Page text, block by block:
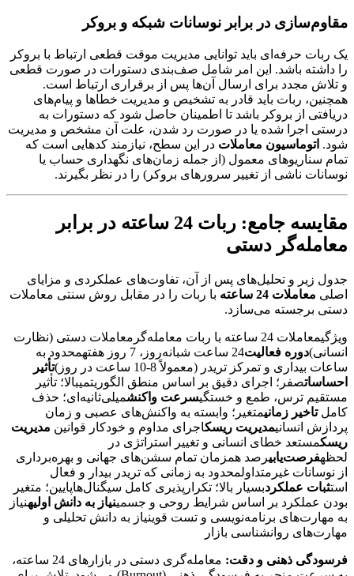
مقاوم‌سازی در برابر نوسانات شبکه و بروکر
یک ربات حرفه‌ای باید توانایی مدیریت موقت قطعی ارتباط با بروکر
را داشته باشد. این امر شامل صف‌بندی دستورات در صورت قطعی
و تلاش مجدد برای ارسال آن‌ها پس از برقراری ارتباط است.
همچنین، ربات باید قادر به تشخیص و مدیریت خطاها و پیام‌های
دریافتی از بروکر باشد تا اطمینان حاصل شود که دستورات به
درستی اجرا شده یا در صورت رد شدن، علت آن مشخص و مدیریت
شود. اتوماسیون معاملات در این سطح، نیازمند کدهایی است که
تمام سناریوهای معمول (از جمله زمان‌های نگهداری حساب یا
نوسانات ناشی از تغییر سرورهای بروکر) را در نظر بگیرند.
مقایسه جامع: ربات 24 ساعته در برابر
معامله‌گر دستی
جدول زیر و تحلیل‌های پس از آن، تفاوت‌های عملکردی و مزایای
اصلی معاملات 24 ساعته
با ربات را در مقابل روش سنتی معاملات
دستی برجسته می‌سازد.
ویژگیمعاملات 24 ساعته با ربات معامله‌گرمعاملات دستی (نظارت
انسانی)دوره فعالیت
24 ساعت شبانه‌روز، 7 روز هفتهمحدود به
ساعات بیداری و تمرکز تریدر (معمولاً 8-10 ساعت در روز)
تأثیر
احساساتصفر؛ اجرای دقیق بر اساس منطق الگوریتمیبالا؛ تأثیر
مستقیم ترس، طمع و خستگیسرعت واکنشمیلی‌ثانیه‌ای؛ حذف
کاملتاخیر زمانیمتغیر؛ وابسته به واکنش‌های عصبی و زمان
پردازش انسانیمدیریت ریسکاجرای مداوم و خودکار قوانین مدیریت
ریسکمستعد خطای انسانی و تغییر استراتژی در
لحظهفرصت‌یابیرصد همزمان تمام سشن‌های جهانی و بهره‌برداری
از نوسانات غیرمتداولمحدود به زمانی که تریدر بیدار و فعال
استثبات عملکردبسیار بالا؛ تکرارپذیری کامل سیگنال‌هاپایین؛ متغیر
بودن عملکرد بر اساس شرایط روحی و جسمینیاز به دانش اولیهنیاز
به مهارت‌های برنامه‌نویسی و تست قوینیاز به دانش تحلیلی و
مهارت‌های روانشناسی بازار
فرسودگی ذهنی و دقت:
معامله‌گری دستی در بازارهای 24 ساعته،